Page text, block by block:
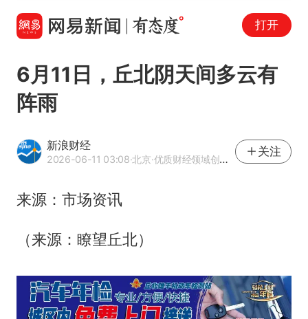
打开
6月11日，丘北阴天间多云有
阵雨
新浪财经
2026-06-11 03:08·北京·优质财经领域创作者
关注
来源：市场资讯
（来源：瞭望丘北）